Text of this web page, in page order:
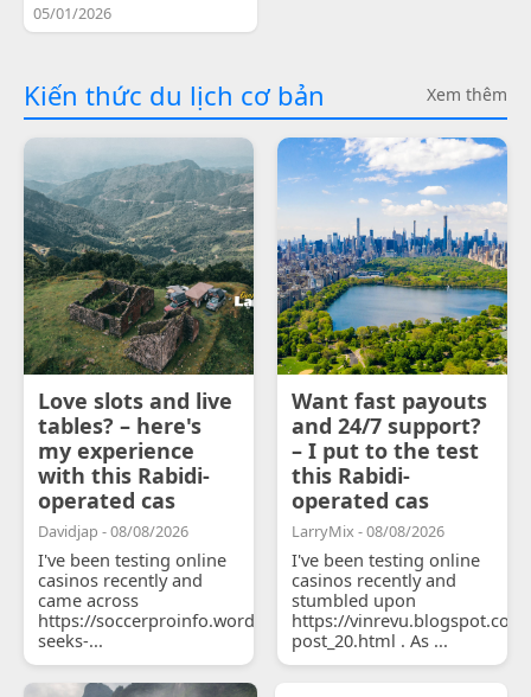
05/01/2026
Kiến thức du lịch cơ bản Xem thêm
Love slots and live
tables? – here's
my experience
with this Rabidi-
operated cas
Davidjap - 08/08/2026
I've been testing online
casinos recently and
came across
https://soccerproinfo.wordpress.com/2026/07/11/courtois-
seeks-...
Want fast payouts
and 24/7 support?
– I put to the test
this Rabidi-
operated cas
LarryMix - 08/08/2026
I've been testing online
casinos recently and
stumbled upon
https://
post_20.html . As ...